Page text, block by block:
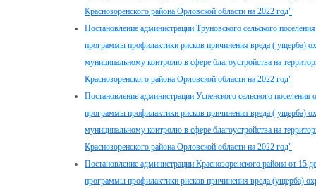
Краснозоренского района Орловской области на 2022 год"
Постановление администрации Труновского сельского
программы профилактики рисков причинения вреда ( ущерба)
муниципальному контролю в сфере благоустройства на
Краснозоренского района Орловской области на 2022 год"
Постановление администрации Успенского сельского
программы профилактики рисков причинения вреда ( ущерба)
муниципальному контролю в сфере благоустройства на
Краснозоренского района Орловской области на 2022 год"
Постановление администрации Краснозоренского района от
программы профилактики рисков причинения вреда (ущерба)